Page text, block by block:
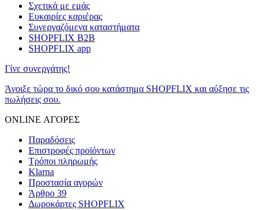
Σχετικά με εμάς
Ευκαιρίες καριέρας
Συνεργαζόμενα καταστήματα
SHOPFLIX B2B
SHOPFLIX app
Γίνε συνεργάτης!
Άνοιξε τώρα το δικό σου κατάστημα SHOPFLIX και αύξησε τις
πωλήσεις σου.
ONLINE ΑΓΟΡΕΣ
Παραδόσεις
Επιστροφές προϊόντων
Τρόποι πληρωμής
Klarna
Προστασία αγορών
Άρθρο 39
Δωροκάρτες SHOPFLIX